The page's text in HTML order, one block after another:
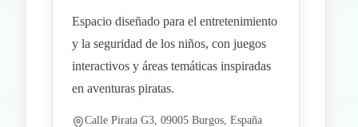
Espacio diseñado para el entretenimiento
y la seguridad de los niños, con juegos
interactivos y áreas temáticas inspiradas
en aventuras piratas.
Calle Pirata G3, 09005 Burgos, España